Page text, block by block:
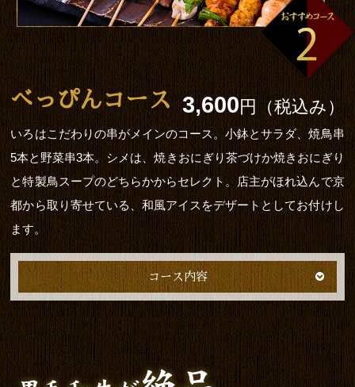
べっぴんコース 3,600 円（税込み）
いろはこだわりの串がメインのコース。小鉢とサラダ、焼鳥串
5本と野菜串3本。シメは、焼きおにぎり茶づけか焼きおにぎり
と特製鳥スープのどちらかからセレクト。店主がほれ込んで京
都から取り寄せている、和風アイスをデザートとしてお付けし
ます。
コース内容